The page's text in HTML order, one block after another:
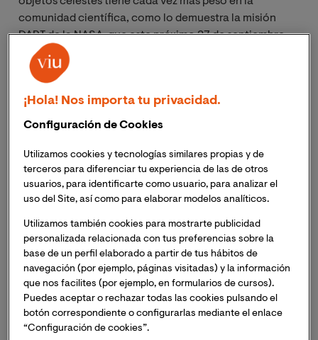
comunidad científica, como lo demuestra la misión
DART de la NASA, que este próximo 27 de septiembre
tendrá su gran prueba de fuego, cuando el satélite
lanzado en noviembre de 2021 impacte con el
asteroide binario Didymos. Se trata del primer intento
de desviar un asteroide real de su trayectoria, un
ensayo que busca desarrollar nuestra capacidad de
¿Pero cuán grande es la amenaza de meteoritos,
asteroides y cometas? ¿Qué podemos hacer para
los científico? Ésta y varias otras cuestiones se las
planteamos alDr. Josep Maria Trigo, doctor en
Física en la especialidad de astrofísica por la
Universitat de València, científico titular del CSIC,
Investigador Principal del Grupo de Meteoritos,
Cuerpos Menores y Ciencias Planetarias del Instituto
de Ciencias del Espacio (ICE-CSIC), miembro del
¡Hola! Nos importa tu privacidad.
Configuración de Cookies
Utilizamos cookies y tecnologías similares propias y de
terceros para diferenciar tu experiencia de las de otros
usuarios, para identificarte como usuario, para analizar el
uso del Site, así como para elaborar modelos analíticos.
Utilizamos también cookies para mostrarte publicidad
personalizada relacionada con tus preferencias sobre la
base de un perfil elaborado a partir de tus hábitos de
navegación (por ejemplo, páginas visitadas) y la información
que nos facilites (por ejemplo, en formularios de cursos).
Puedes aceptar o rechazar todas las cookies pulsando el
botón correspondiente o configurarlas mediante el enlace
“Configuración de cookies”.